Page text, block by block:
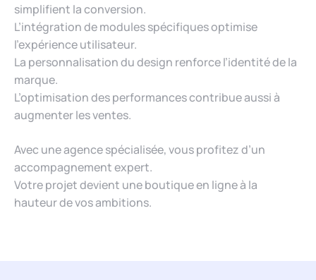
simplifient la conversion.
L’intégration de modules spécifiques optimise
l’expérience utilisateur.
La personnalisation du design renforce l’identité de la
marque.
L’optimisation des performances contribue aussi à
augmenter les ventes.
Avec une agence spécialisée, vous profitez d’un
accompagnement expert.
Votre projet devient une boutique en ligne à la
hauteur de vos ambitions.